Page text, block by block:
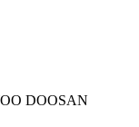
DOOSAN